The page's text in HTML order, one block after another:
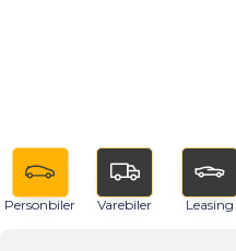
Personbiler Varebiler Leasing